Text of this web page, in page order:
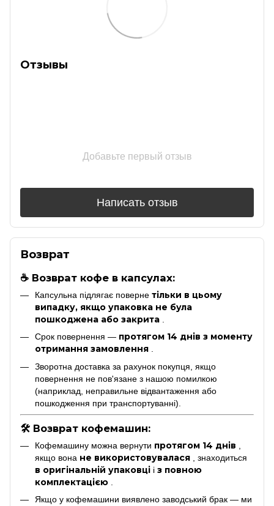
Отзывы
Добавьте первый отзыв
Написать отзыв
Возврат
☕ Возврат кофе в капсулах:
Капсульна підлягає поверне тільки в цьому
випадку, якщо упаковка не була
пошкоджена або закрита
Срок повернення — протягом 14 днів з моменту
отримання замовлення .
Зворотна доставка за рахунок покупця, якщо
повернення не пов'язане з нашою помилкою
(наприклад, неправильне відвантаження або
пошкодження при транспортуванні).
🛠 Возврат кофемашин:
Кофемашину можна вернути протягом 14 днів
якщо вона не використовувалася , знаходиться
в оригінальній упаковці і з повною
комплектацією
Якщо у кофемашини виявлено заводський брак — ми